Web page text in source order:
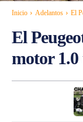
Inicio Adelantos El
El
motor